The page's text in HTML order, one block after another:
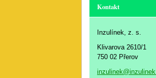
Kontakt
Inzulínek, z. s.
Klivarova 2610/1
750 02 Přerov